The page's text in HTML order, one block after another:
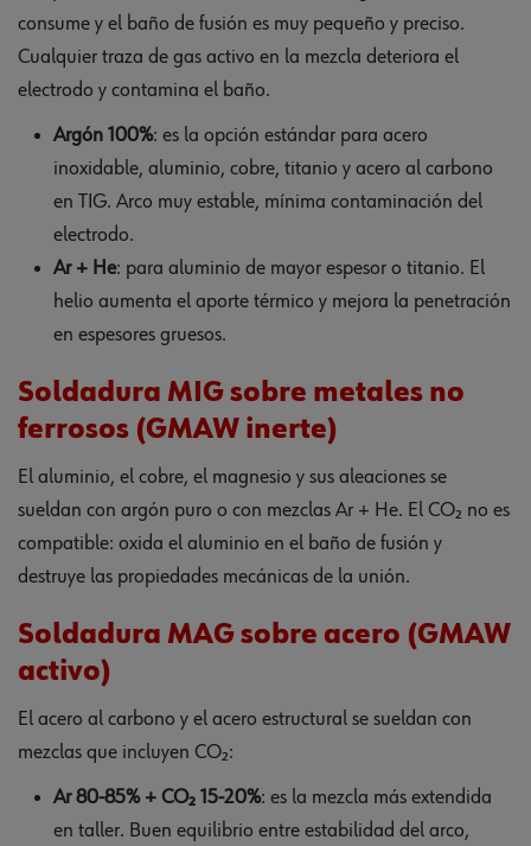
consume y el baño de fusión es muy pequeño y preciso.
Cualquier traza de gas activo en la mezcla deteriora el
electrodo y contamina el baño.
Argón 100%: es la opción estándar para acero
inoxidable, aluminio, cobre, titanio y acero al carbono
en TIG. Arco muy estable, mínima contaminación del
electrodo.
Ar + He: para aluminio de mayor espesor o titanio. El
helio aumenta el aporte térmico y mejora la penetración
en espesores gruesos.
Soldadura MIG sobre metales no
ferrosos (GMAW inerte)
El aluminio, el cobre, el magnesio y sus aleaciones se
sueldan con argón puro o con mezclas Ar + He. El CO₂ no es
compatible: oxida el aluminio en el baño de fusión y
destruye las propiedades mecánicas de la unión.
Soldadura MAG sobre acero (GMAW
activo)
El acero al carbono y el acero estructural se sueldan con
mezclas que incluyen CO₂:
Ar 80-85% + CO₂ 15-20%: es la mezcla más extendida
en taller. Buen equilibrio entre estabilidad del arco,